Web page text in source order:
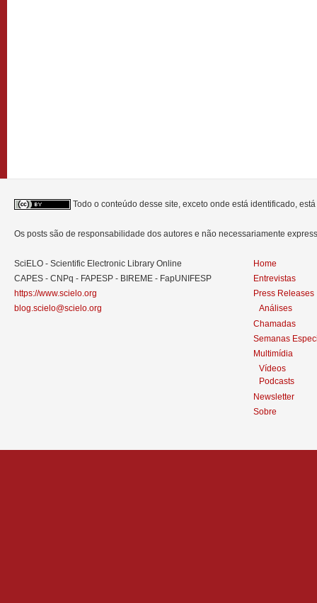
Todo o conteúdo desse site, exceto onde está identificado,
Os posts são de responsabilidade dos autores e não necessariamente
SciELO - Scientific Electronic Library Online
CAPES - CNPq - FAPESP - BIREME - FapUNIFESP
https://www.scielo.org
blog.scielo@scielo.org
Home
Entrevistas
Press Releases
Análises
Chamadas
Semanas
Multimídia
Vídeos
Podcasts
Newsletter
Sobre